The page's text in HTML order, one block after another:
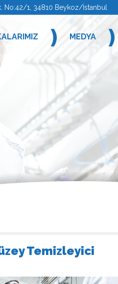
1, 34810 Beykoz/İstanbul
❫ MEDYA ❫
Temizleyici